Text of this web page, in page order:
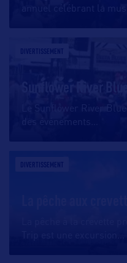
annuel célébrant la
DIVERTISSEMENT
Le Sunflower River
DIVERTISSEMENT